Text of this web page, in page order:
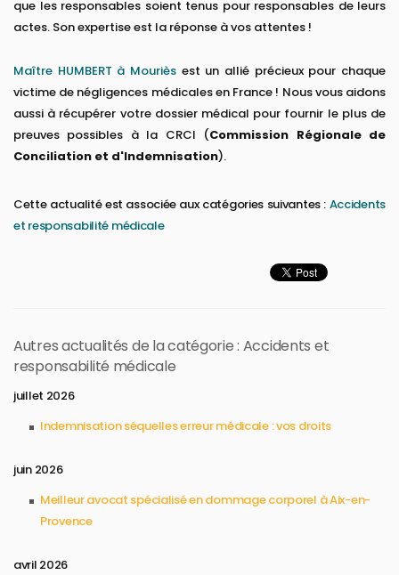
que les responsables soient tenus pour responsables de leurs
actes. Son expertise est la réponse à vos attentes !
Maître HUMBERT à Mouriès est un allié précieux pour chaque
victime de négligences médicales en France ! Nous vous aidons
aussi à récupérer votre dossier médical pour fournir le plus de
preuves possibles à la CRCI (Commission Régionale de
Conciliation et d'Indemnisation).
Cette actualité est associée aux catégories suivantes : Accidents
et responsabilité médicale
Autres actualités de la catégorie : Accidents et
responsabilité médicale
juillet 2026
Indemnisation séquelles erreur médicale : vos droits
juin 2026
Meilleur avocat spécialisé en dommage corporel à Aix-en-
Provence
avril 2026